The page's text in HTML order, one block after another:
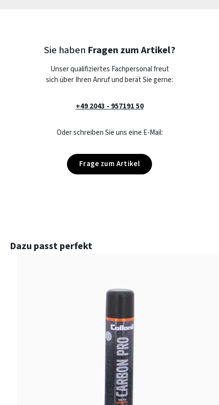
Sie haben Fragen zum Artikel?
Unser qualifiziertes Fachpersonal freut
sich über Ihren Anruf und berät Sie gerne:
+49 2043 - 957191 50
Oder schreiben Sie uns eine E-Mail:
Frage zum Artikel
Produktgalerie überspringen
Dazu passt perfekt